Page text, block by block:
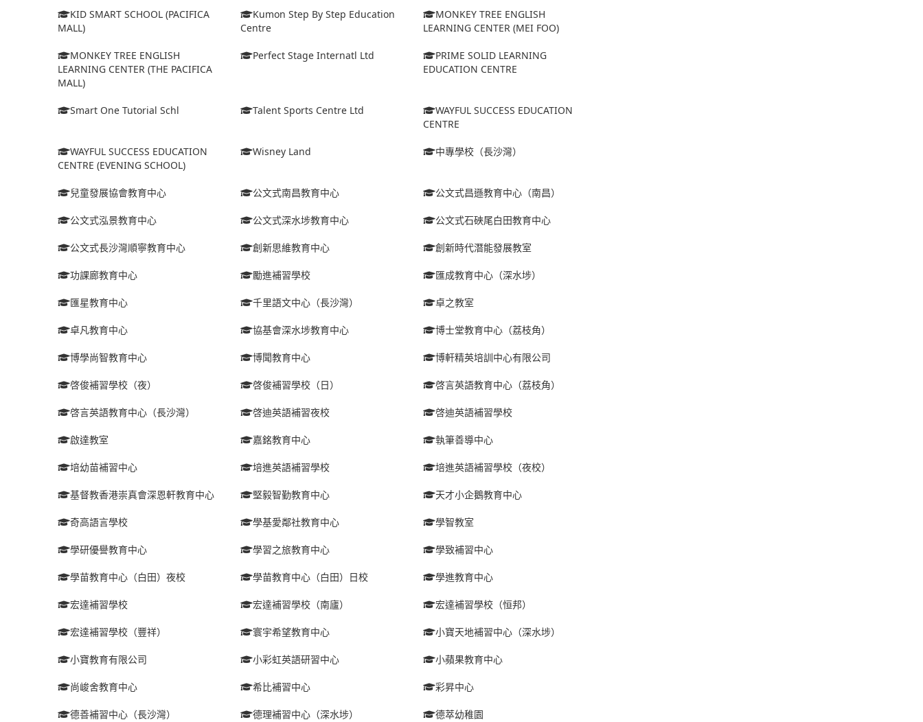
KID SMART SCHOOL (PACIFICA
MALL)
Kumon Step By Step Education
Centre
MONKEY TREE ENGLISH
LEARNING CENTER (MEI FOO)
MONKEY TREE ENGLISH
LEARNING CENTER (THE PACIFICA
MALL)
Perfect Stage Internatl Ltd
PRIME SOLID LEARNING
EDUCATION CENTRE
Smart One Tutorial Schl Talent Sports Centre Ltd
WAYFUL SUCCESS EDUCATION
CENTRE
WAYFUL SUCCESS EDUCATION
CENTRE (EVENING SCHOOL)
Wisney Land 中專學校（長沙灣）
兒童發展協會教育中心 公文式南昌教育中心 公文式昌遜教育中心（南昌）
公文式泓景教育中心 公文式深水埗教育中心 公文式石硤尾白田教育中心
公文式長沙灣順寧教育中心 創新思維教育中心 創新時代潛能發展教室
功課廊教育中心 勵進補習學校 匯成教育中心（深水埗）
匯星教育中心 千里語文中心（長沙灣） 卓之教室
卓凡教育中心 協基會深水埗教育中心 博士堂教育中心（荔枝角）
博學尚智教育中心 博聞教育中心 博軒精英培訓中心有限公司
啓俊補習學校（夜） 啓俊補習學校（日） 啓言英語教育中心（荔枝角）
啓言英語教育中心（長沙灣） 啓迪英語補習夜校 啓迪英語補習學校
啟達教室 嘉銘教育中心 執筆善導中心
培幼苗補習中心 培進英語補習學校 培進英語補習學校（夜校）
基督教香港崇真會深恩軒教育中心 堅毅智勤教育中心 天才小企鵝教育中心
奇高語言學校 學基愛鄰社教育中心 學智教室
學研優譽教育中心 學習之旅教育中心 學致補習中心
學苗教育中心（白田）夜校 學苗教育中心（白田）日校 學進教育中心
宏達補習學校 宏達補習學校（南廬） 宏達補習學校（恒邦）
宏達補習學校（豐祥） 寰宇希望教育中心 小寶天地補習中心（深水埗）
小寶教育有限公司 小彩虹英語研習中心 小蘋果教育中心
尚峻舍教育中心 希比補習中心 彩昇中心
德善補習中心（長沙灣） 德理補習中心（深水埗） 德萃幼稚園